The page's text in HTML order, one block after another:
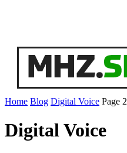
Home Blog Digital Voice Page 2
Digital Voice